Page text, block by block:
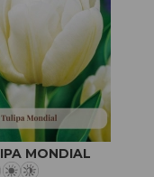
MONDIAL